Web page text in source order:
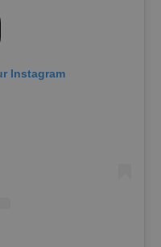
Instagram